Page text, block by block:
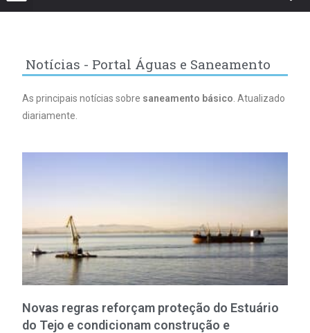
Notícias - Portal Águas e Saneamento
As principais notícias sobre saneamento básico . Atualizado
diariamente.
Novas regras reforçam proteção do Estuário
do Tejo e condicionam construção e